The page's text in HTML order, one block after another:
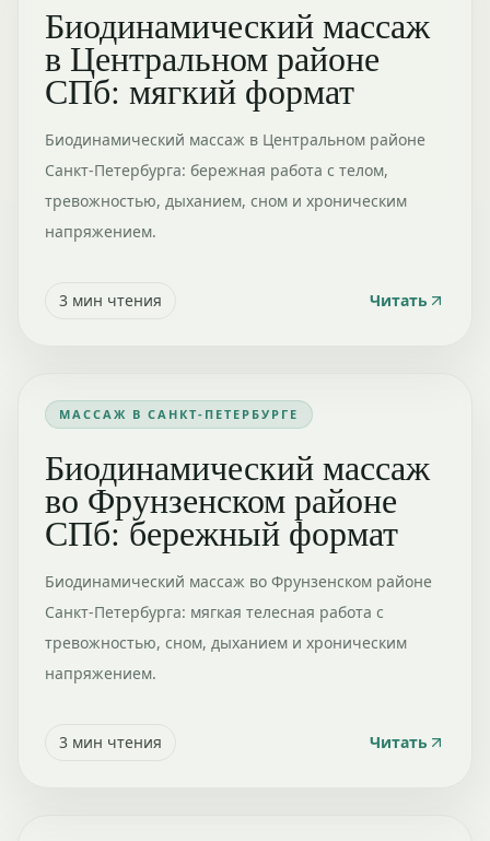
Биодинамический массаж
в Центральном районе
СПб: мягкий формат
Биодинамический массаж в Центральном районе
Санкт-Петербурга: бережная работа с телом,
тревожностью, дыханием, сном и хроническим
напряжением.
3 мин чтения Читать
МАССАЖ В САНКТ-ПЕТЕРБУРГЕ
Биодинамический массаж
во Фрунзенском районе
СПб: бережный формат
Биодинамический массаж во Фрунзенском районе
Санкт-Петербурга: мягкая телесная работа с
тревожностью, сном, дыханием и хроническим
напряжением.
3 мин чтения Читать